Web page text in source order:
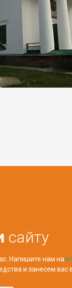
сайту
Напишите нам на
и занесем вас